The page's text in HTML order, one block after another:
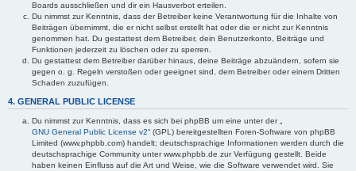
Boards ausschließen und dir ein Hausverbot erteilen.
Du nimmst zur Kenntnis, dass der Betreiber keine Verantwortung für die Inhalte von
Beiträgen übernimmt, die er nicht selbst erstellt hat oder die er nicht zur Kenntnis
genommen hat. Du gestattest dem Betreiber, dein Benutzerkonto, Beiträge und
Funktionen jederzeit zu löschen oder zu sperren.
Du gestattest dem Betreiber darüber hinaus, deine Beiträge abzuändern, sofern sie
gegen o. g. Regeln verstoßen oder geeignet sind, dem Betreiber oder einem Dritten
Schaden zuzufügen.
4. GENERAL PUBLIC LICENSE
Du nimmst zur Kenntnis, dass es sich bei phpBB um eine unter der „
GNU General Public License v2“ (GPL) bereitgestellten Foren-Software von phpBB
Limited (www.phpbb.com) handelt; deutschsprachige Informationen werden durch die
deutschsprachige Community unter www.phpbb.de zur Verfügung gestellt. Beide
haben keinen Einfluss auf die Art und Weise, wie die Software verwendet wird. Sie